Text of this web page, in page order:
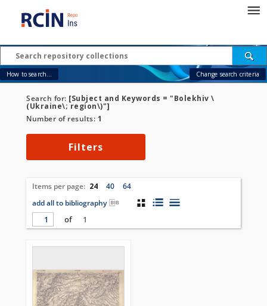
How to search... Change search criteria
Search for: [Subject and Keywords = "Bolekhiv \
(Ukraine\; region\)"]
Number of results: 1
Filters
Items per page: 24 40
64
add all to bibliography
of
1